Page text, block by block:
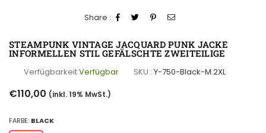
Share :
STEAMPUNK VINTAGE JACQUARD PUNK JACKE
INFORMELLEN STIL GEFÄLSCHTE ZWEITEILIGE
VerfügbarkeitVerfügbar SKU : Y-750-Black-M.2XL
Normaler
Preis
€110,00 (inkl. 19% MwSt.)
FARBE: BLACK